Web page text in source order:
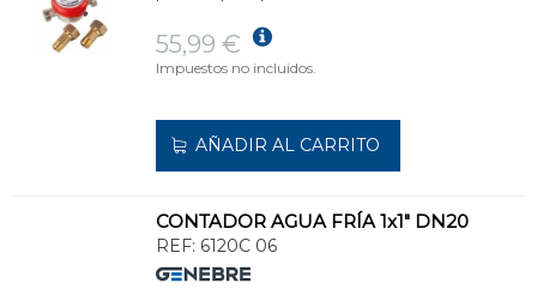
55,99 €
Impuestos no incluidos.
AÑADIR AL CARRITO
CONTADOR AGUA FRÍA 1x1" DN20
REF: 6120C 06